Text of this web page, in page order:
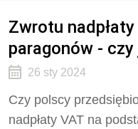
Zwrotu
paragonów -
26 sty 2024
Czy polscy
nadpłaty VAT na